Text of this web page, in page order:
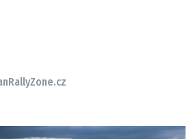
RallyZone.cz